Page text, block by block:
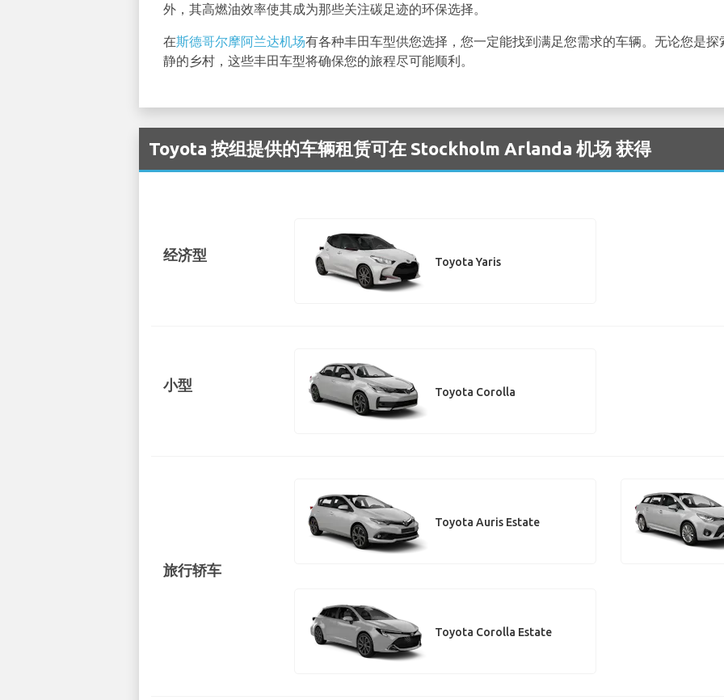
外，其高燃油效率使其成为那些关注碳足迹的环保选择。
在斯德哥尔摩阿兰达机场有各种丰田车型供您选择，您一定能找到满足您需求的车辆。无论您是
静的乡村，这些丰田车型将确保您的旅程尽可能顺利。
Toyota 按组提供的车辆租赁可在 Stockholm Arlanda 机场 获得
经济型 Toyota Yaris
小型 Toyota Corolla
旅行轿车
Toyota Auris Estate
Toyota Corolla Estate